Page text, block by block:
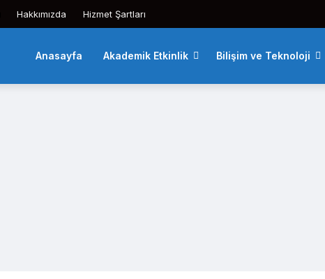
Hakkımızda Hizmet Şartları
Anasayfa Akademik Etkinlik Bilişim ve Teknoloji